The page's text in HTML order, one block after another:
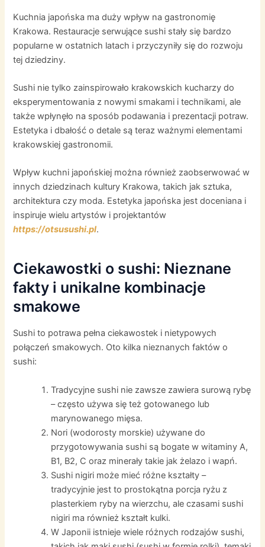
Kuchnia japońska ma duży wpływ na gastronomię
Krakowa. Restauracje serwujące sushi stały się bardzo
popularne w ostatnich latach i przyczyniły się do rozwoju
tej dziedziny.
Sushi nie tylko zainspirowało krakowskich kucharzy do
eksperymentowania z nowymi smakami i technikami, ale
także wpłynęło na sposób podawania i prezentacji potraw.
Estetyka i dbałość o detale są teraz ważnymi elementami
krakowskiej gastronomii.
Wpływ kuchni japońskiej można również zaobserwować w
innych dziedzinach kultury Krakowa, takich jak sztuka,
architektura czy moda. Estetyka japońska jest doceniana i
inspiruje wielu artystów i projektantów
https://otsusushi.pl.
Ciekawostki o sushi: Nieznane
fakty i unikalne kombinacje
smakowe
Sushi to potrawa pełna ciekawostek i nietypowych
połączeń smakowych. Oto kilka nieznanych faktów o
sushi:
Tradycyjne sushi nie zawsze zawiera surową rybę
– często używa się też gotowanego lub
marynowanego mięsa.
Nori (wodorosty morskie) używane do
przygotowywania sushi są bogate w witaminy A,
B1, B2, C oraz minerały takie jak żelazo i wapń.
Sushi nigiri może mieć różne kształty –
tradycyjnie jest to prostokątna porcja ryżu z
plasterkiem ryby na wierzchu, ale czasami sushi
nigiri ma również kształt kulki.
W Japonii istnieje wiele różnych rodzajów sushi,